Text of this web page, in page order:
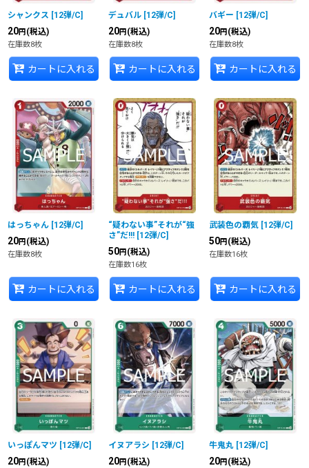
シャンクス [12弾/C]
20円 (税込)
在庫数8枚
カートに入れる
デュバル [12弾/C]
20円 (税込)
在庫数8枚
カートに入れる
バギー [12弾/C]
20円 (税込)
在庫数8枚
カートに入れる
はっちゃん [12弾/C]
20円 (税込)
在庫数8枚
カートに入れる
“疑わない事”それが“強
さ”だ!!! [12弾/C]
50円 (税込)
在庫数16枚
カートに入れる
武装色の覇気 [12弾/C]
50円 (税込)
在庫数16枚
カートに入れる
いっぽんマツ [12弾/C]
20円 (税込)
イヌアラシ [12弾/C]
20円 (税込)
牛鬼丸 [12弾/C]
20円 (税込)